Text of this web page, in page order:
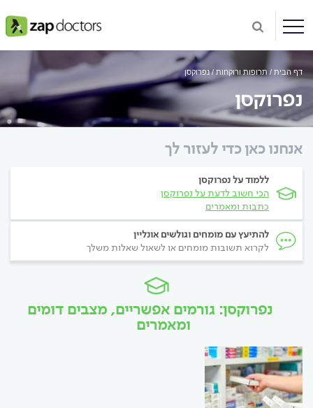
דף הבית תרופות ורוקחות נפרוקסן
נפרוקסן
אנחנו כאן כדי לעזור לך
ללמוד על נפרוקסן
הכי חשוב לדעת על נפרוקסן
כתבות ומאמרים
להתיעץ עם מומחים וגולשים אונליין
לקרוא תשובות מומחים או לשאול שאלות משלך
נפרוקסן: גורמים אפשריים, מצבים דומים
ומאמרים